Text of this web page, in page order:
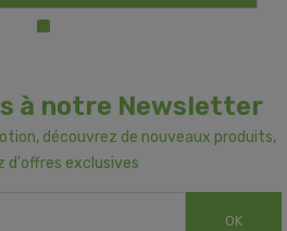
à notre Newsletter
découvrez de nouveaux produits,
d'offres exclusives
OK